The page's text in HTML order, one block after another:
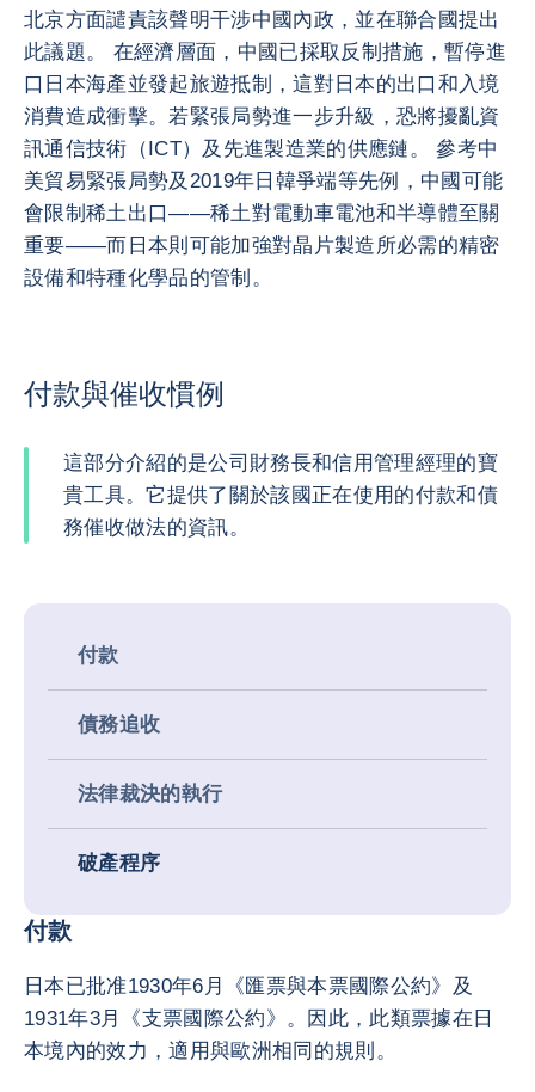
北京方面譴責該聲明干涉中國內政，並在聯合國提出
此議題。 在經濟層面，中國已採取反制措施，暫停進
口日本海產並發起旅遊抵制，這對日本的出口和入境
消費造成衝擊。若緊張局勢進一步升級，恐將擾亂資
訊通信技術（ICT）及先進製造業的供應鏈。 參考中
美貿易緊張局勢及2019年日韓爭端等先例，中國可能
會限制稀土出口——稀土對電動車電池和半導體至關
重要——而日本則可能加強對晶片製造所必需的精密
設備和特種化學品的管制。
付款與催收慣例
這部分介紹的是公司財務長和信用管理經理的寶
貴工具。它提供了關於該國正在使用的付款和債
務催收做法的資訊。
付款
債務追收
法律裁決的執行
破產程序
付款
日本已批准1930年6月《匯票與本票國際公約》及
1931年3月《支票國際公約》。因此，此類票據在日
本境內的效力，適用與歐洲相同的規則。